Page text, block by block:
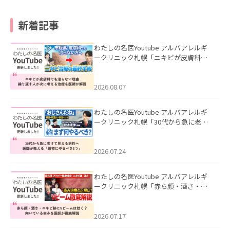
新着記事
わたしの名医Youtube アルバアレルギ
ークリニック札幌「ニキビが皮膚科で
ました。
2026.08.07
わたしの名医Youtube アルバアレルギ
ークリニック札幌「30代から急に老け
た。
2026.07.24
わたしの名医Youtube アルバアレルギ
ークリニック札幌「赤ら顔・酒さ・ニ
した。
2026.07.17